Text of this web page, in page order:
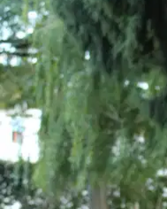
9
Pet sitter attivi
15 €
Prezzo tipico
per passeggiata
5,00
Valutazione media
6
Recensioni verificate
Attivo questa settimana
3
Disponibile questa settimana